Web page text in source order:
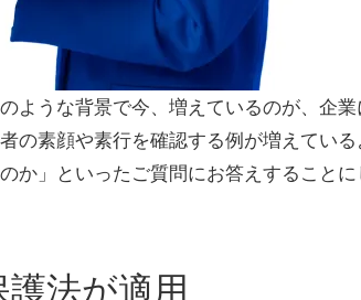
ような背景で今、増えているのが、企業
の素顔や素行を確認する例が増えている
か」といったご質問にお答えすることに
法が適用